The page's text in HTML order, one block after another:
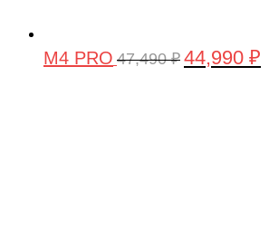
M4 PRO 47,490₽ 44,990 ₽